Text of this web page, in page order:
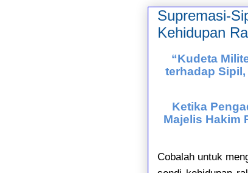
Supremasi-
Kehidupan
“Kudeta
terhadap
Ketika
Majelis Hakim
Cobalah untuk